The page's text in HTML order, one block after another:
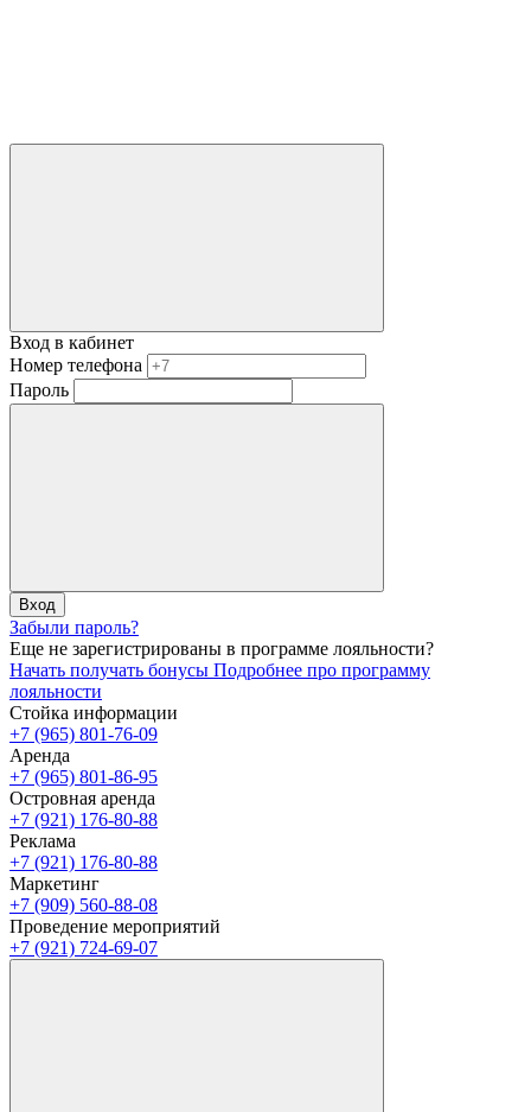
Вход в кабинет
Номер телефона
Пароль
Вход
Забыли пароль?
Еще не зарегистрированы в программе лояльности?
Начать получать бонусы Подробнее про программу
лояльности
Стойка информации
+7 (965) 801-76-09
Аренда
+7 (965) 801-86-95
Островная аренда
+7 (921) 176-80-88
Реклама
+7 (921) 176-80-88
Маркетинг
+7 (909) 560-88-08
Проведение мероприятий
+7 (921) 724-69-07